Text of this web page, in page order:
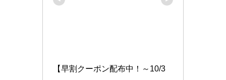
【早割クーポン配布中！～10/3